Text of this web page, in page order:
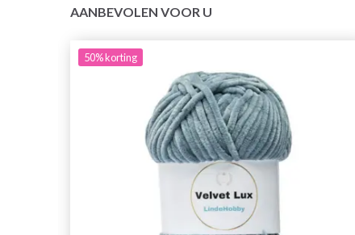
AANBEVOLEN VOOR U
50%korting